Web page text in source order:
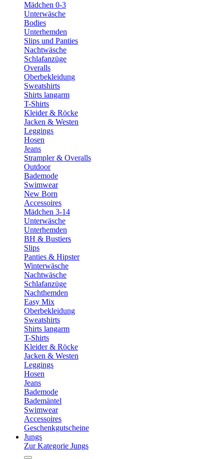
Mädchen 0-3
Unterwäsche
Bodies
Unterhemden
Slips und Panties
Nachtwäsche
Schlafanzüge
Overalls
Oberbekleidung
Sweatshirts
Shirts langarm
T-Shirts
Kleider & Röcke
Jacken & Westen
Leggings
Hosen
Jeans
Strampler & Overalls
Outdoor
Bademode
Swimwear
New Born
Accessoires
Mädchen 3-14
Unterwäsche
Unterhemden
BH & Bustiers
Slips
Panties & Hipster
Winterwäsche
Nachtwäsche
Schlafanzüge
Nachthemden
Easy Mix
Oberbekleidung
Sweatshirts
Shirts langarm
T-Shirts
Kleider & Röcke
Jacken & Westen
Leggings
Hosen
Jeans
Bademode
Bademäntel
Swimwear
Accessoires
Geschenkgutscheine
Jungs
Zur Kategorie Jungs